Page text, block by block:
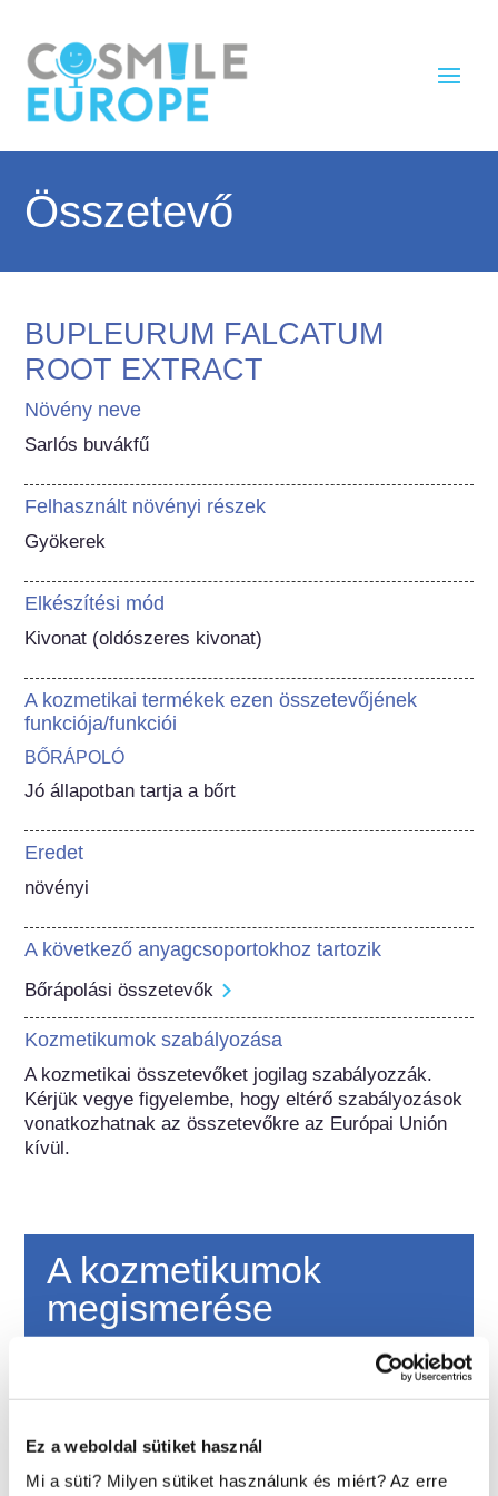
Ez a weboldal sütiket használ
Mi a süti? Milyen sütiket használunk és miért? Az erre
Összetevő
BUPLEURUM FALCATUM
ROOT EXTRACT
Növény neve
Sarlós buvákfű
Felhasznált növényi részek
Gyökerek
Elkészítési mód
Kivonat (oldószeres kivonat)
A kozmetikai termékek ezen összetevőjének
funkciója/funkciói
BŐRÁPOLÓ
Jó állapotban tartja a bőrt
Eredet
növényi
A következő anyagcsoportokhoz tartozik
Bőrápolási összetevők
Kozmetikumok szabályozása
A kozmetikai összetevőket jogilag szabályozzák.
Kérjük vegye figyelembe, hogy eltérő szabályozások
vonatkozhatnak az összetevőkre az Európai Unión
kívül.
A kozmetikumok
megismerése
biztonságát Európában?
Európai Unióban értékesített kozmetikumok
és testápolási termékek biztonságosan